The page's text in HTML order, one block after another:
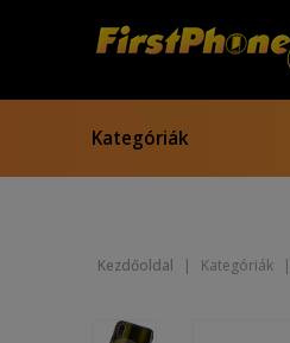
Kategóriák
Kezdőoldal | Kategóriák |